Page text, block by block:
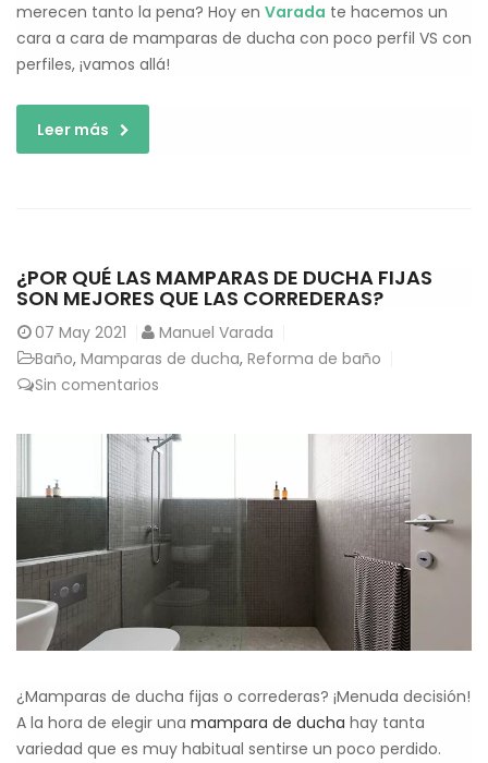
merecen tanto la pena? Hoy en Varada te hacemos un
cara a cara de mamparas de ducha con poco perfil VS con
perfiles, ¡vamos allá!
Leer más
¿POR QUÉ LAS MAMPARAS DE DUCHA FIJAS
SON MEJORES QUE LAS CORREDERAS?
07 May 2021
Manuel Varada
Baño, Mamparas de ducha, Reforma de baño
Sin comentarios
¿Mamparas de ducha fijas o correderas? ¡Menuda decisión!
A la hora de elegir una mampara de ducha hay tanta
variedad que es muy habitual sentirse un poco perdido.